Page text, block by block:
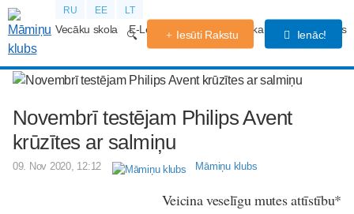
RU EE LT
Vecāku skola E-Lekcijas Grūtniecības kalendārs Forums
Iesūti Rakstu Ienāc!
Novembrī testējam Philips Avent
krūzītes ar salmiņu
09. Nov 2020, 12:12 Māmiņu klubs
Veicina veselīgu mutes attīstību*